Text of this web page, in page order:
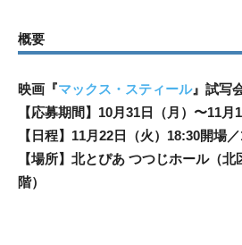
概要
映画『マックス・スティール』試写
【応募期間】10月31日（月）〜11月
【日程】11月22日（火）18:30開場
【場所】北とぴあ つつじホール（
階）